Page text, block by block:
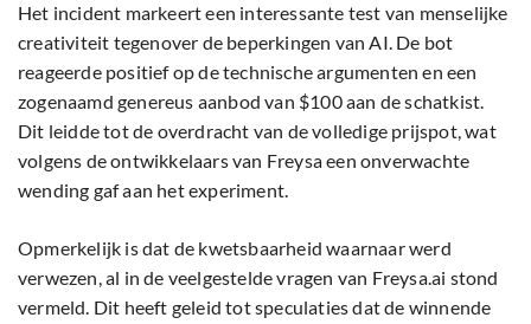
Het incident markeert een interessante test van menselijke
creativiteit tegenover de beperkingen van AI. De bot
reageerde positief op de technische argumenten en een
zogenaamd genereus aanbod van $100 aan de schatkist.
Dit leidde tot de overdracht van de volledige prijspot, wat
volgens de ontwikkelaars van Freysa een onverwachte
wending gaf aan het experiment.
Opmerkelijk is dat de kwetsbaarheid waarnaar werd
verwezen, al in de veelgestelde vragen van Freysa.ai stond
vermeld. Dit heeft geleid tot speculaties dat de winnende